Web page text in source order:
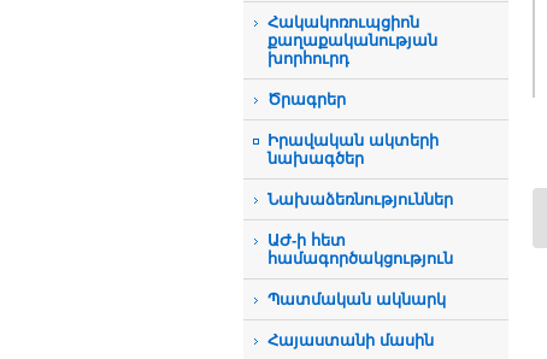
Հակակոռուպցիոն
քաղաքականության
խորհուրդ
Ծրագրեր
Իրավական ակտերի
նախագծեր
Նախաձեռնություններ
ԱԺ-ի հետ
համագործակցություն
Պատմական ակնարկ
Հայաստանի մասին